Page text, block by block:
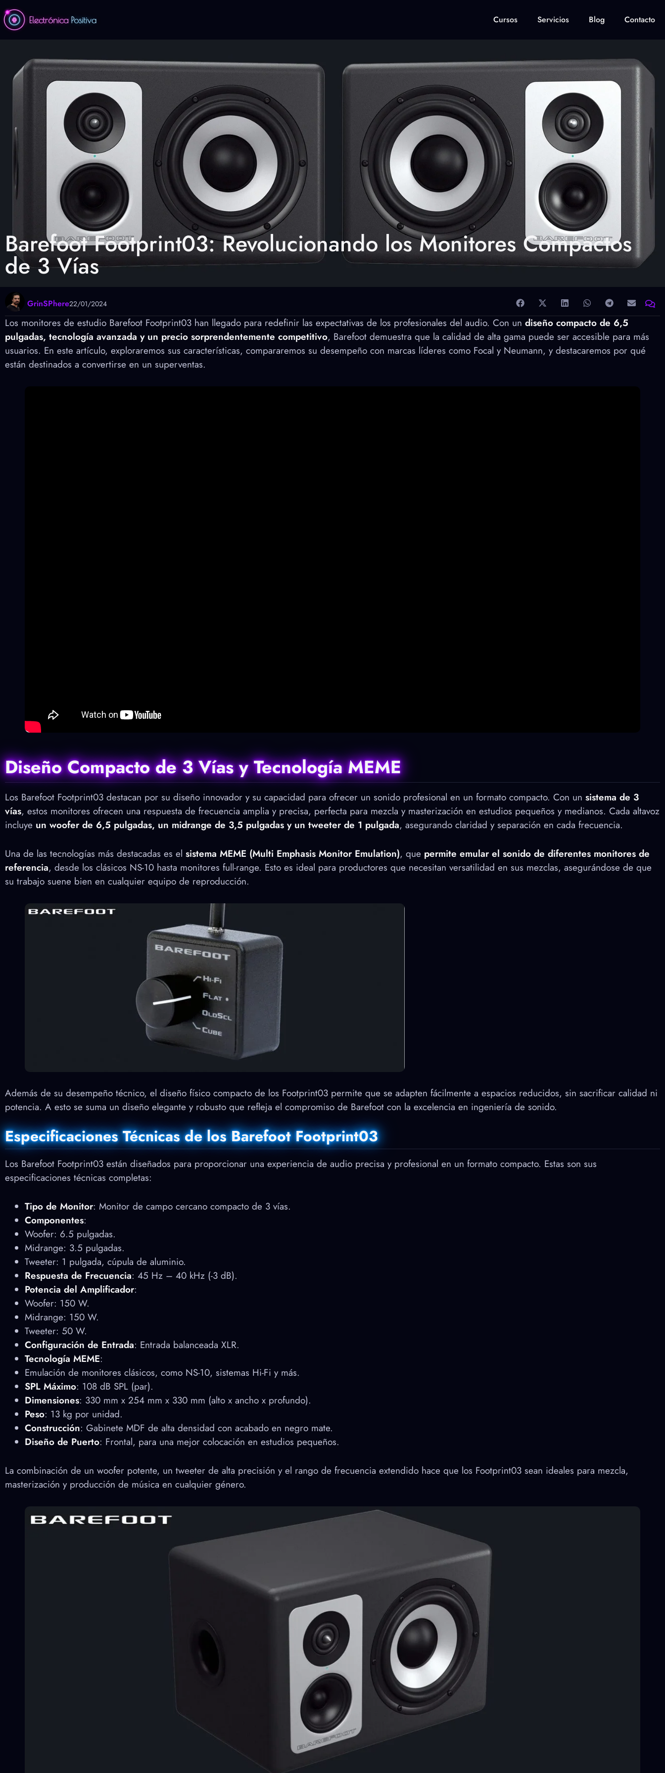
Cursos Servicios Blog Contacto
Barefoot Footprint03: Revolucionando los Monitores Compactos
de 3 Vías
GrinSPhere22/01/2024
Los monitores de estudio Barefoot Footprint03 han llegado para redefinir las expectativas de los profesionales del audio. Con un diseño compacto de 6,5
pulgadas, tecnología avanzada y un precio sorprendentemente competitivo, Barefoot demuestra que la calidad de alta gama puede ser accesible para más
usuarios. En este artículo, exploraremos sus características, compararemos su desempeño con marcas líderes como Focal y Neumann, y destacaremos por qué
están destinados a convertirse en un superventas.
Diseño Compacto de 3 Vías y Tecnología MEME
Los Barefoot Footprint03 destacan por su diseño innovador y su capacidad para ofrecer un sonido profesional en un formato compacto. Con un sistema de 3
vías, estos monitores ofrecen una respuesta de frecuencia amplia y precisa, perfecta para mezcla y masterización en estudios pequeños y medianos. Cada altavoz
incluye un woofer de 6,5 pulgadas, un midrange de 3,5 pulgadas y un tweeter de 1 pulgada, asegurando claridad y separación en cada frecuencia.
Una de las tecnologías más destacadas es el sistema MEME (Multi Emphasis Monitor Emulation), que permite emular el sonido de diferentes monitores de
referencia, desde los clásicos NS-10 hasta monitores full-range. Esto es ideal para productores que necesitan versatilidad en sus mezclas, asegurándose de que
su trabajo suene bien en cualquier equipo de reproducción.
Además de su desempeño técnico, el diseño físico compacto de los Footprint03 permite que se adapten fácilmente a espacios reducidos, sin sacrificar calidad ni
potencia. A esto se suma un diseño elegante y robusto que refleja el compromiso de Barefoot con la excelencia en ingeniería de sonido.
Especificaciones Técnicas de los Barefoot Footprint03
Los Barefoot Footprint03 están diseñados para proporcionar una experiencia de audio precisa y profesional en un formato compacto. Estas son sus
especificaciones técnicas completas:
Tipo de Monitor: Monitor de campo cercano compacto de 3 vías.
Componentes:
Woofer: 6.5 pulgadas.
Midrange: 3.5 pulgadas.
Tweeter: 1 pulgada, cúpula de aluminio.
Respuesta de Frecuencia: 45 Hz – 40 kHz (-3 dB).
Potencia del Amplificador:
Woofer: 150 W.
Midrange: 150 W.
Tweeter: 50 W.
Configuración de Entrada: Entrada balanceada XLR.
Tecnología MEME:
Emulación de monitores clásicos, como NS-10, sistemas Hi-Fi y más.
SPL Máximo: 108 dB SPL (par).
Dimensiones: 330 mm x 254 mm x 330 mm (alto x ancho x profundo).
Peso: 13 kg por unidad.
Construcción: Gabinete MDF de alta densidad con acabado en negro mate.
Diseño de Puerto: Frontal, para una mejor colocación en estudios pequeños.
La combinación de un woofer potente, un tweeter de alta precisión y el rango de frecuencia extendido hace que los Footprint03 sean ideales para mezcla,
masterización y producción de música en cualquier género.